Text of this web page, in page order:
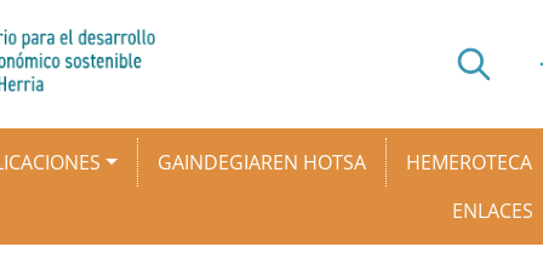
GAINDEGIAREN HOTSA
HEMEROTECA
ENLACES